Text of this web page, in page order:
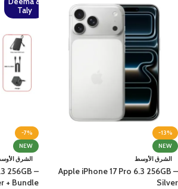
-13%
NEW
الشرق الأوسط
Apple iPhone 17 Pro 6.3 256GB –
Silver
Taly
-7%
NEW
الشرق
256GB –
+ Bundle